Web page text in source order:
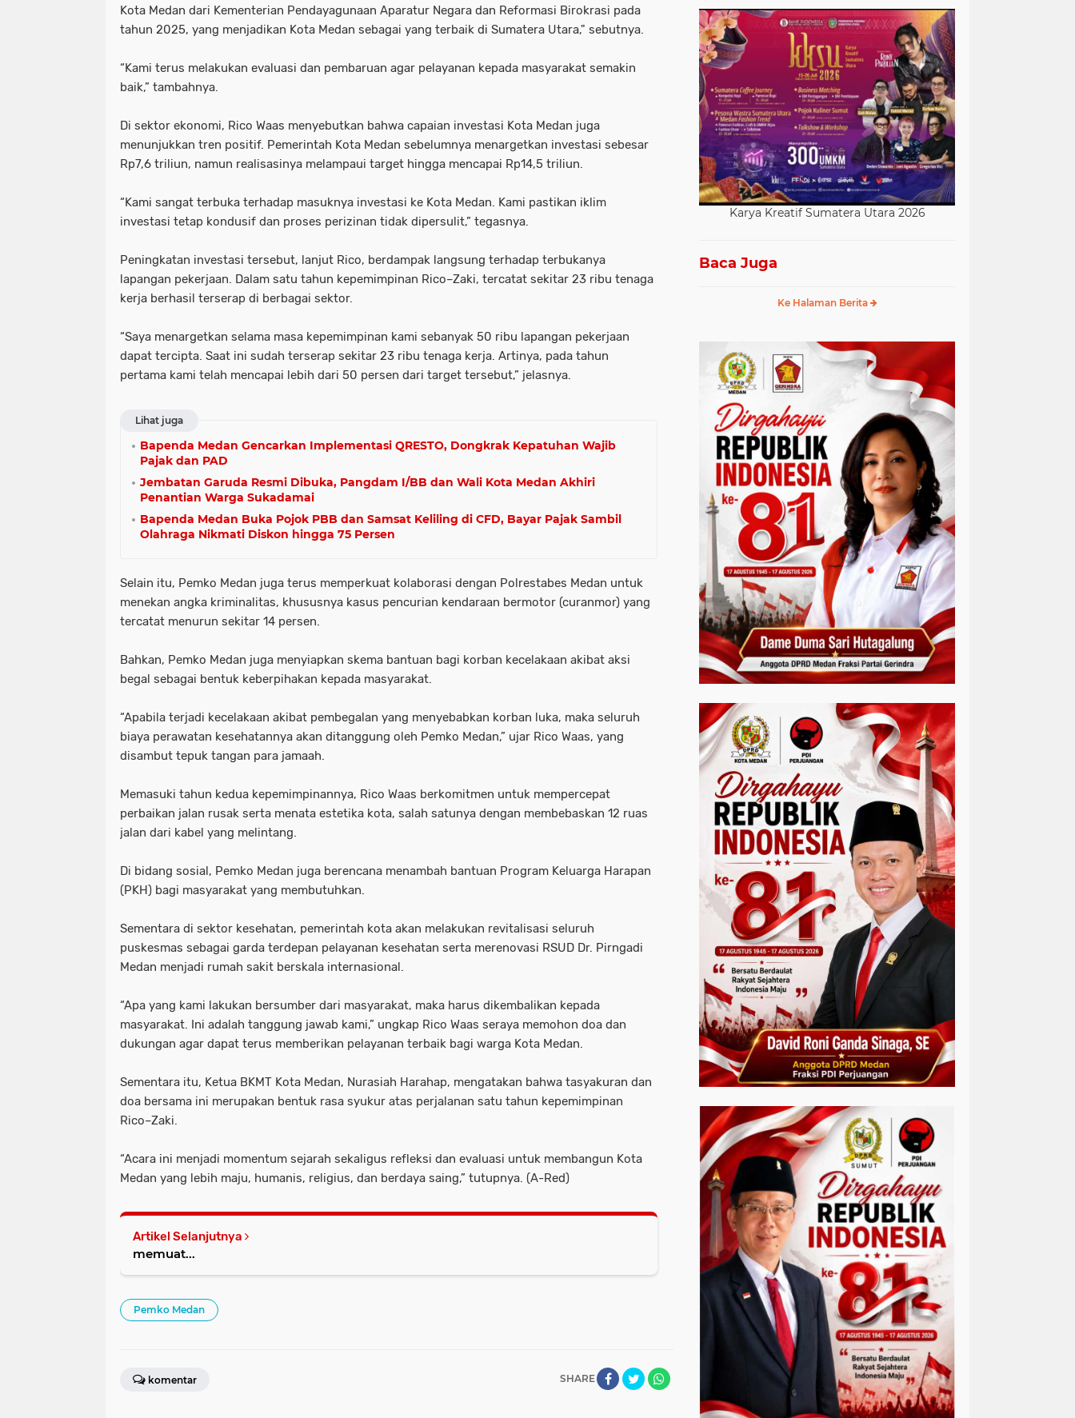
Kota Medan dari Kementerian Pendayagunaan Aparatur Negara dan Reformasi Birokrasi pada
tahun 2025, yang menjadikan Kota Medan sebagai yang terbaik di Sumatera Utara," sebutnya.
“Kami terus melakukan evaluasi dan pembaruan agar pelayanan kepada masyarakat semakin
baik,” tambahnya.
Di sektor ekonomi, Rico Waas menyebutkan bahwa capaian investasi Kota Medan juga
menunjukkan tren positif. Pemerintah Kota Medan sebelumnya menargetkan investasi sebesar
Rp7,6 triliun, namun realisasinya melampaui target hingga mencapai Rp14,5 triliun.
“Kami sangat terbuka terhadap masuknya investasi ke Kota Medan. Kami pastikan iklim
investasi tetap kondusif dan proses perizinan tidak dipersulit,” tegasnya.
Peningkatan investasi tersebut, lanjut Rico, berdampak langsung terhadap terbukanya
lapangan pekerjaan. Dalam satu tahun kepemimpinan Rico–Zaki, tercatat sekitar 23 ribu tenaga
kerja berhasil terserap di berbagai sektor.
“Saya menargetkan selama masa kepemimpinan kami sebanyak 50 ribu lapangan pekerjaan
dapat tercipta. Saat ini sudah terserap sekitar 23 ribu tenaga kerja. Artinya, pada tahun
pertama kami telah mencapai lebih dari 50 persen dari target tersebut,” jelasnya.
Lihat juga
Bapenda Medan Gencarkan Implementasi QRESTO, Dongkrak Kepatuhan Wajib
Pajak dan PAD
Jembatan Garuda Resmi Dibuka, Pangdam I/BB dan Wali Kota Medan Akhiri
Penantian Warga Sukadamai
Bapenda Medan Buka Pojok PBB dan Samsat Keliling di CFD, Bayar Pajak Sambil
Olahraga Nikmati Diskon hingga 75 Persen
Selain itu, Pemko Medan juga terus memperkuat kolaborasi dengan Polrestabes Medan untuk
menekan angka kriminalitas, khususnya kasus pencurian kendaraan bermotor (curanmor) yang
tercatat menurun sekitar 14 persen.
Bahkan, Pemko Medan juga menyiapkan skema bantuan bagi korban kecelakaan akibat aksi
begal sebagai bentuk keberpihakan kepada masyarakat.
“Apabila terjadi kecelakaan akibat pembegalan yang menyebabkan korban luka, maka seluruh
biaya perawatan kesehatannya akan ditanggung oleh Pemko Medan,” ujar Rico Waas, yang
disambut tepuk tangan para jamaah.
Memasuki tahun kedua kepemimpinannya, Rico Waas berkomitmen untuk mempercepat
perbaikan jalan rusak serta menata estetika kota, salah satunya dengan membebaskan 12 ruas
jalan dari kabel yang melintang.
Di bidang sosial, Pemko Medan juga berencana menambah bantuan Program Keluarga Harapan
(PKH) bagi masyarakat yang membutuhkan.
Sementara di sektor kesehatan, pemerintah kota akan melakukan revitalisasi seluruh
puskesmas sebagai garda terdepan pelayanan kesehatan serta merenovasi RSUD Dr. Pirngadi
Medan menjadi rumah sakit berskala internasional.
“Apa yang kami lakukan bersumber dari masyarakat, maka harus dikembalikan kepada
masyarakat. Ini adalah tanggung jawab kami,” ungkap Rico Waas seraya memohon doa dan
dukungan agar dapat terus memberikan pelayanan terbaik bagi warga Kota Medan.
Sementara itu, Ketua BKMT Kota Medan, Nurasiah Harahap, mengatakan bahwa tasyakuran dan
doa bersama ini merupakan bentuk rasa syukur atas perjalanan satu tahun kepemimpinan
Rico–Zaki.
“Acara ini menjadi momentum sejarah sekaligus refleksi dan evaluasi untuk membangun Kota
Medan yang lebih maju, humanis, religius, dan berdaya saing,” tutupnya. (A-Red)
Artikel Selanjutnya
memuat...
Pemko Medan
SHARE
komentar
Karya Kreatif Sumatera Utara 2026
Baca Juga
Ke Halaman Berita